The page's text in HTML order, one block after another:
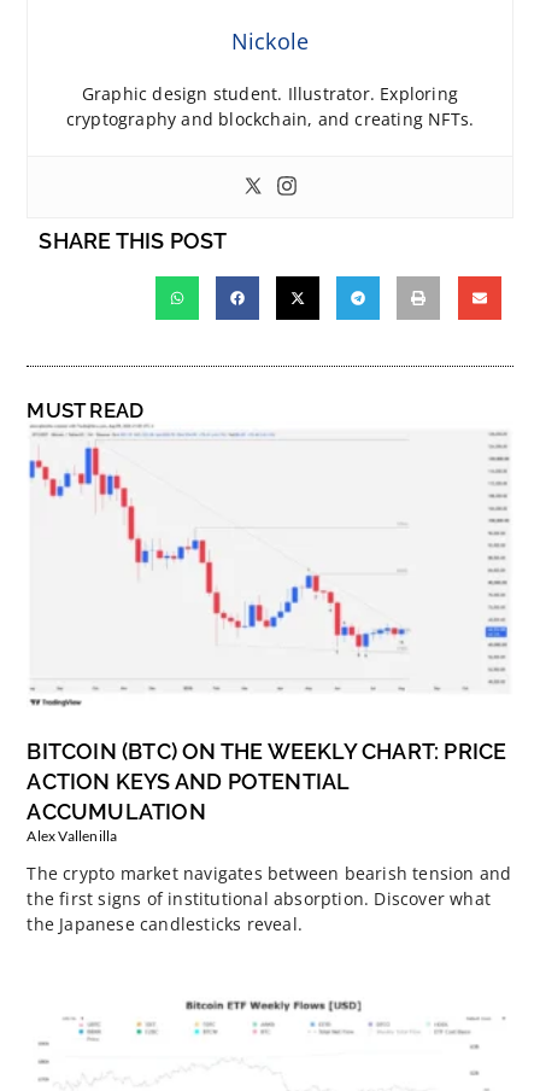
Nickole
Graphic design student. Illustrator. Exploring
cryptography and blockchain, and creating NFTs.
SHARE THIS POST
MUST READ
BITCOIN (BTC) ON THE WEEKLY CHART: PRICE
ACTION KEYS AND POTENTIAL
ACCUMULATION
Alex Vallenilla
The crypto market navigates between bearish tension and
the first signs of institutional absorption. Discover what
the Japanese candlesticks reveal.